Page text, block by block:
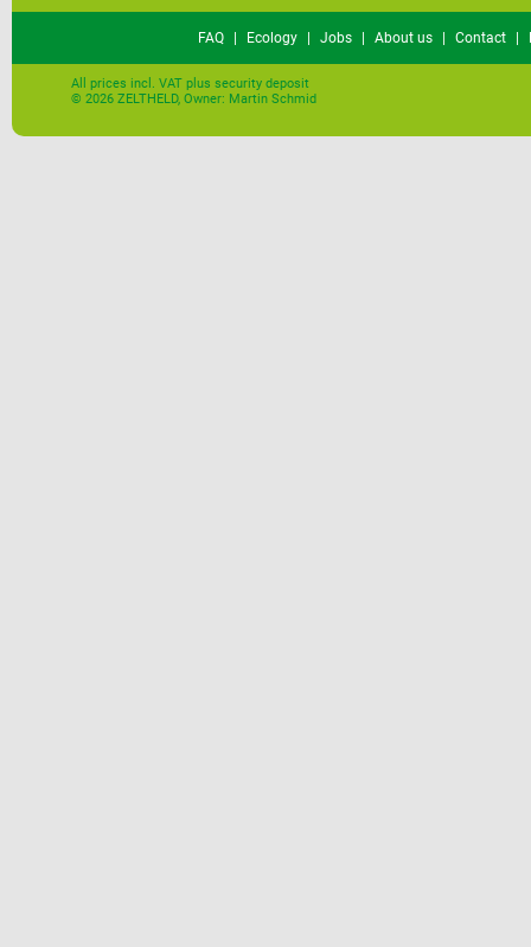
FAQ Ecology Jobs About us Contact
All prices incl. VAT plus security deposit
© 2026 ZELTHELD, Owner: Martin Schmid